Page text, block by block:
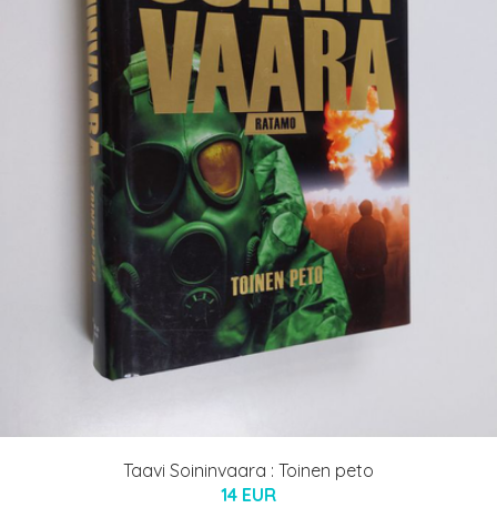
Taavi Soininvaara : Toinen peto
14 EUR